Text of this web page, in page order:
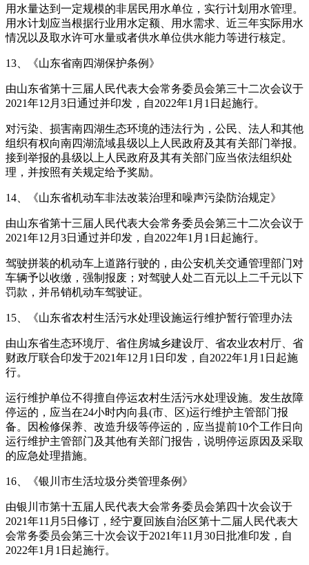
用水量达到一定规模的非居民用水单位，实行计划用水管理。
用水计划应当根据行业用水定额、用水需求、近三年实际用水
情况以及取水许可水量或者供水单位供水能力等进行核定。
13、《山东省南四湖保护条例》
由山东省第十三届人民代表大会常务委员会第三十二次会议于
2021年12月3日通过并印发，自2022年1月1日起施行。
对污染、损害南四湖生态环境的违法行为，公民、法人和其他
组织有权向南四湖流域县级以上人民政府及其有关部门举报。
接到举报的县级以上人民政府及其有关部门应当依法组织处
理，并按照有关规定给予奖励。
14、《山东省机动车非法改装治理和噪声污染防治规定》
由山东省第十三届人民代表大会常务委员会第三十二次会议于
2021年12月3日通过并印发，自2022年1月1日起施行。
驾驶拼装的机动车上道路行驶的，由公安机关交通管理部门对
车辆予以收缴，强制报废；对驾驶人处二百元以上二千元以下
罚款，并吊销机动车驾驶证。
15、《山东省农村生活污水处理设施运行维护暂行管理办法
由山东省生态环境厅、省住房城乡建设厅、省农业农村厅、省
财政厅联合印发于2021年12月1日印发，自2022年1月1日起施
行。
运行维护单位不得擅自停运农村生活污水处理设施。发生故障
停运的，应当在24小时内向县(市、区)运行维护主管部门报
备。因检修保养、改造升级等停运的，应当提前10个工作日向
运行维护主管部门及其他有关部门报告，说明停运原因及采取
的应急处理措施。
16、《银川市生活垃圾分类管理条例》
由银川市第十五届人民代表大会常务委员会第四十次会议于
2021年11月5日修订，经宁夏回族自治区第十二届人民代表大
会常务委员会第三十次会议于2021年11月30日批准印发，自
2022年1月1日起施行。